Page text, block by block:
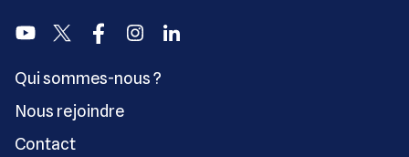
YoutubeTwitter FacebookInstagramLinkedin
Qui sommes-nous ?
Nous rejoindre
Contact